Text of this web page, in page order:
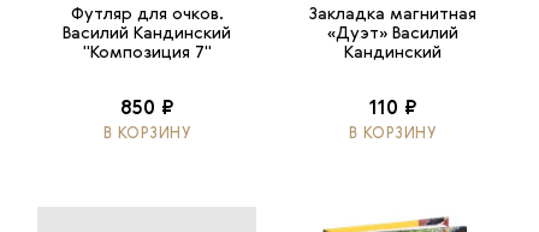
Футляр для очков.
Василий Кандинский
"Композиция 7"
850 ₽
В КОРЗИНУ
Закладка магнитная
«Дуэт» Василий
Кандинский
110 ₽
В КОРЗИНУ